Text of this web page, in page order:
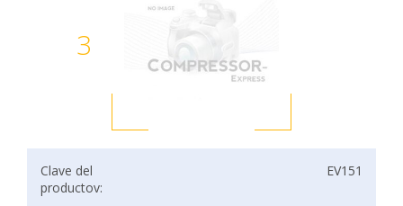
3
Clave del
productov:
EV151